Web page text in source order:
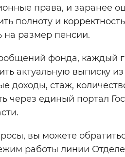
настройки
права, и заранее
полноту и
на размер пенсии.
фонда, каждый
актуальную выписку
доходы, стаж,
через единый портал
вы можете
работы линии